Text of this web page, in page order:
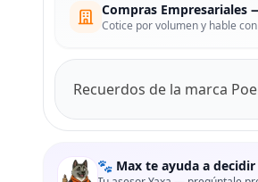
Compras Empresariales
Cotice por volumen y hable
Recuerdos de la marca
🐾 Max te ayuda a